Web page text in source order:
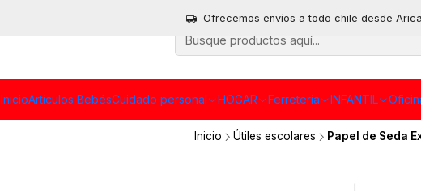
InicioArtículos BebésCuidado personal HOGAR Ferreteria INFANTIL
Ofrecemos envíos a todo chile desde
Inicio Útiles escolares Papel de Seda